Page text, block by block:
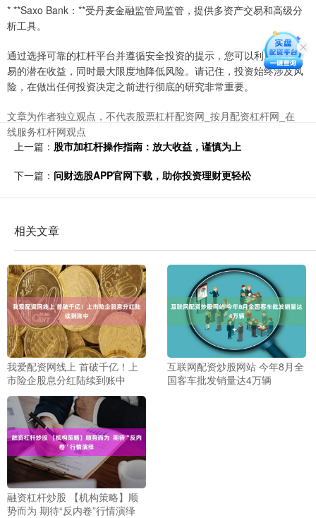
* **Saxo Bank：**受丹麦金融监管局监管，提供多资产交易和高级分
析工具。
通过选择可靠的杠杆平台并遵循安全投资的提示，您可以利用杠杆交
易的潜在收益，同时最大限度地降低风险。请记住，投资始终涉及风
险，在做出任何投资决定之前进行彻底的研究非常重要。
文章为作者独立观点，不代表股票杠杆配资网_按月配资杠杆网_在
线服务杠杆网观点
上一篇： 股市加杠杆操作指南：放大收益，谨慎为上
下一篇： 问财选股APP官网下载，助你投资理财更轻松
相关文章
我爱配资网线上 首破千亿！上
市险企股息分红陆续到账中
互联网配资炒股网站 今年8月全
国客车批发销量达4万辆
融资杠杆炒股 【机构策略】顺
势而为 期待“反内卷”行情演绎